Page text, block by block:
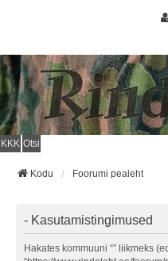
KKK Otsi
Kodu Foorumi pealeht
- Kasutamistingimused
Hakates kommuuni “” liikmeks